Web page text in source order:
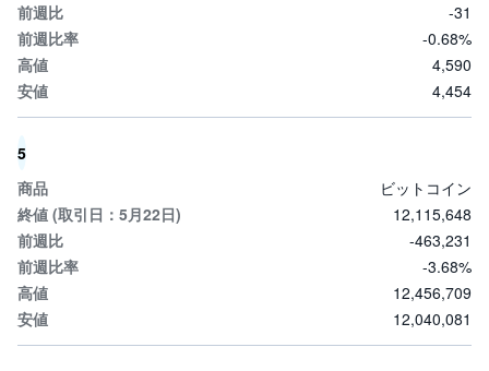
外
貨
建
M
M
F
所
C
F
D
(
く
り
っ
く
株
3
6
-31
-0.68%
4,590
4,454
5
ビットコイン
12,115,648
-463,231
-3.68%
12,456,709
12,040,081